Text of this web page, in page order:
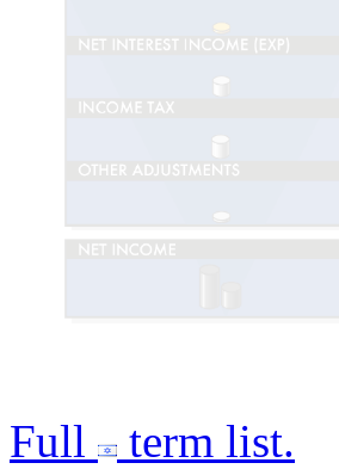
Full term list.